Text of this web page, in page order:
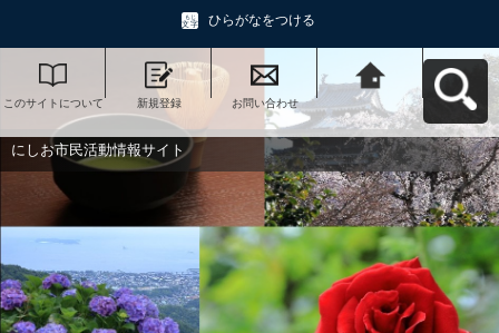
ひらがなをつける
このサイトについて 新規登録 お問い合わせ
にしお市民活動情報
サイトへ戻る
にしお市民活動情報サイト